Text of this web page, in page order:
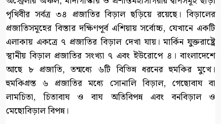
পৃথিবীর সর্বত্র ৩৪ প্রজাতির বিড়াল ছড়িয়ে রয়েছে। বিড়ালের
প্রজাতিসমূহের বিস্তার দক্ষিণপূর্ব এশিয়ায় সর্বোচ্চ, যেখানে একটি
এলাকায় একত্রে ৭ প্রজাতির বিড়াল দেখা যায়। মার্কিন যুক্তরাষ্ট্রে
স্থানীয় বিড়াল প্রজাতির সংখ্যা ৭ এবং ইউরোপে ৪। বাংলাদেশে
আছে ৮ প্রজাতি, তন্মধ্যে ৬টি বিভিন্ন ধরনের হুমকির মুখে।
হুমকিগ্রস্ত ৬ প্রজাতির মধ্যে সোনালি বিড়াল, গেছোবাঘ বা
লামচিতা, চিতাবাঘ ও বাঘ অতিবিপন্ন এবং বনবিড়াল ও
মেছোবিড়াল বিপন্ন।